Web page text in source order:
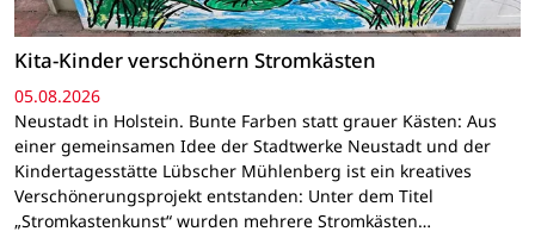
Kita-Kinder verschönern Stromkästen
05.08.2026
Neustadt in Holstein. Bunte Farben statt grauer Kästen: Aus
einer gemeinsamen Idee der Stadtwerke Neustadt und der
Kindertagesstätte Lübscher Mühlenberg ist ein kreatives
Verschönerungsprojekt entstanden: Unter dem Titel
„Stromkastenkunst“ wurden mehrere Stromkästen…